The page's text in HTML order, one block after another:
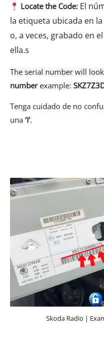
Locate the Code:El
la etiqueta ubicada en
o, a veces, grabado en
ella.s
The serial number will
number example:
Tenga cuidado de no
una ‘I’.
Skoda Radio |